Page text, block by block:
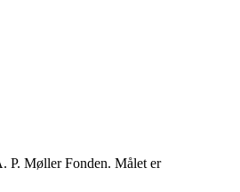
P. Møller Fonden. Målet er